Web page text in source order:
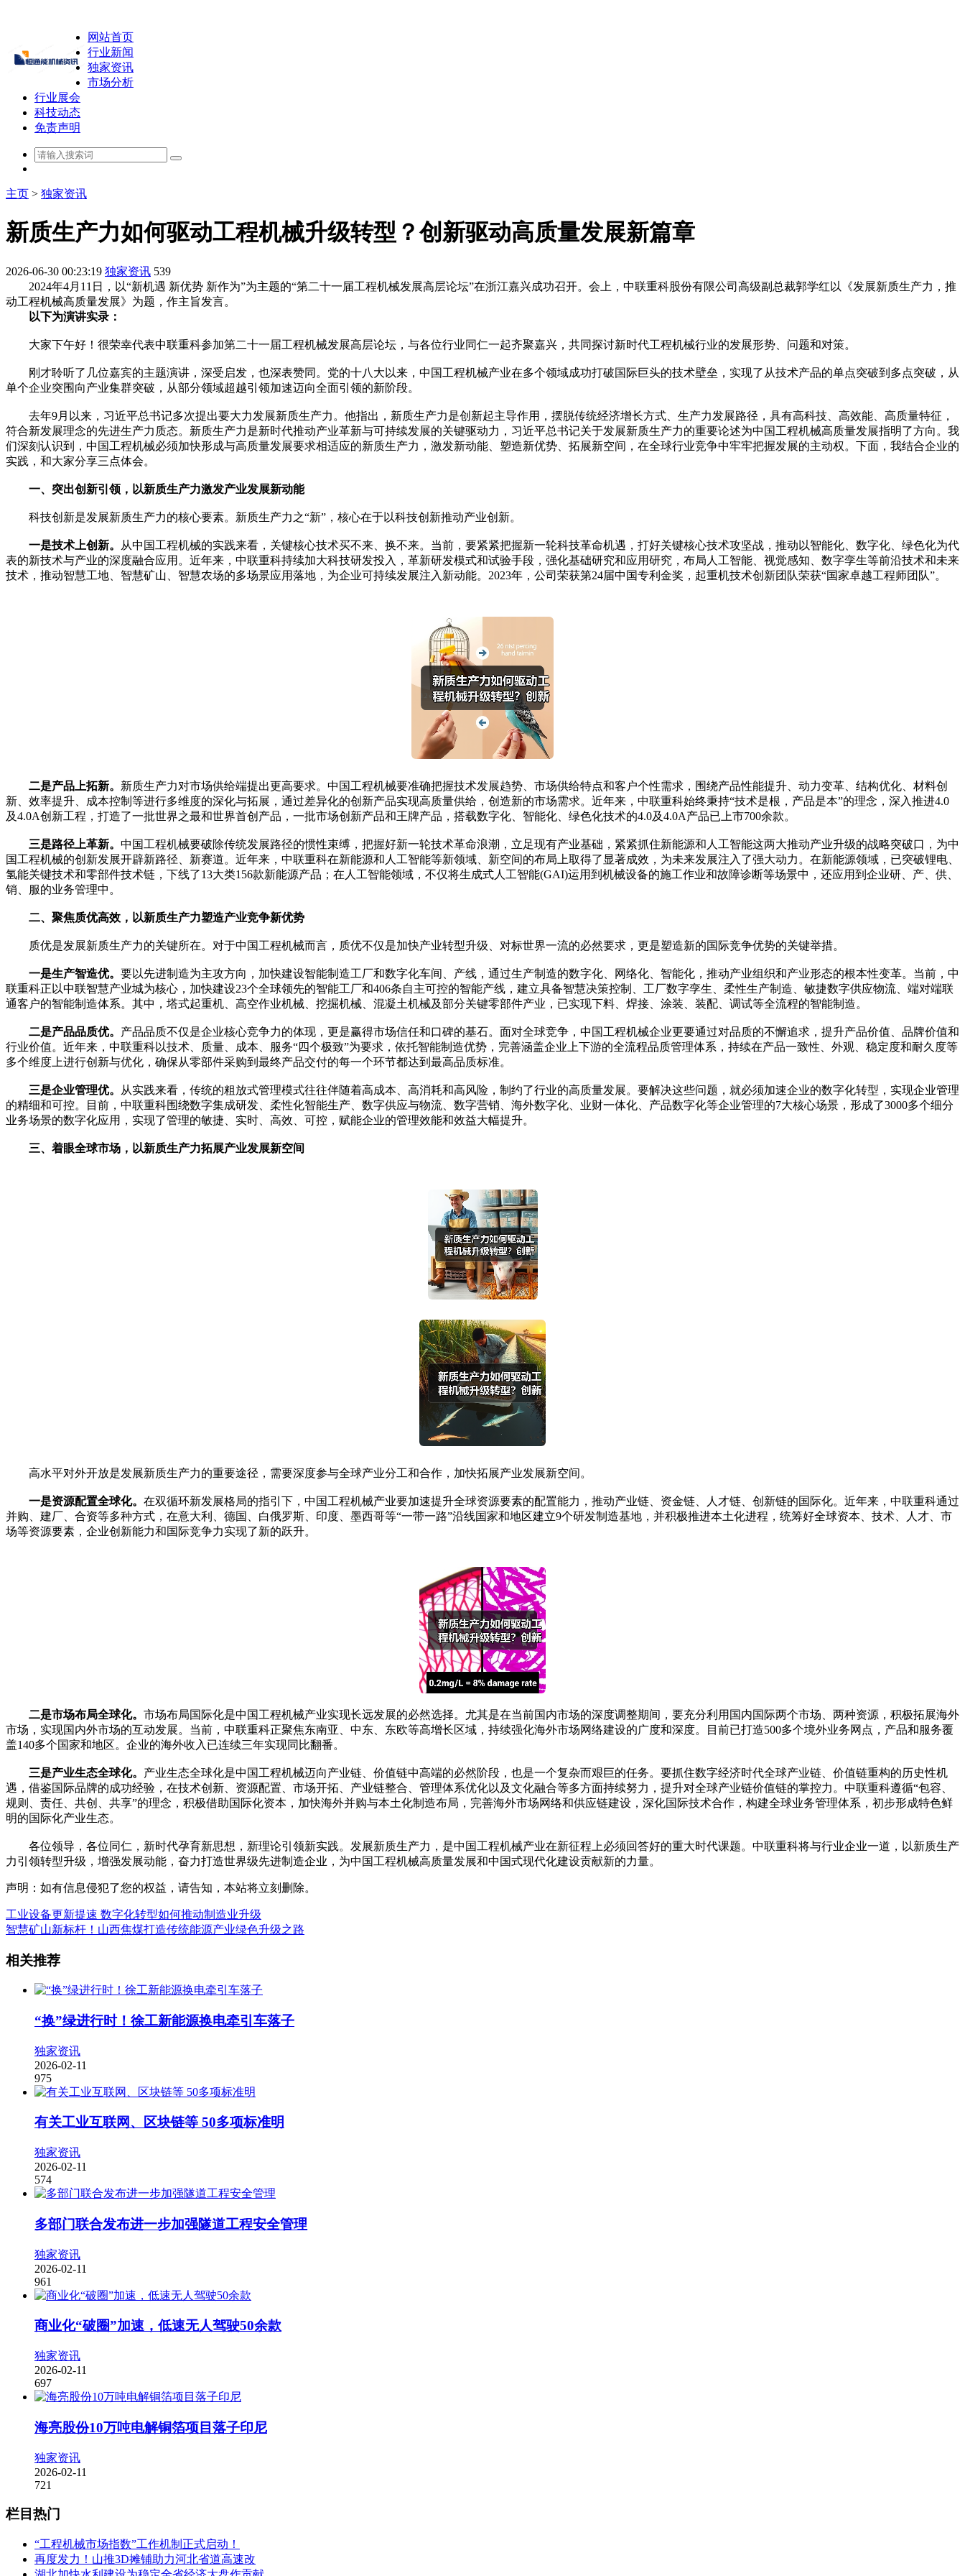
网站首页
行业新闻
独家资讯
市场分析
行业展会
科技动态
免责声明
主页 > 独家资讯
新质生产力如何驱动工程机械升级转型？创新驱动高质量发展新篇章
2026-06-30 00:23:19 独家资讯 539
2024年4月11日，以“新机遇 新优势 新作为”为主题的“第二十一届工程机械发展高层论坛”在浙江嘉兴成功召开。会上，中联重科股份有限公司高级副总裁郭学红以《发展新质生产力，推
动工程机械高质量发展》为题，作主旨发言。
以下为演讲实录：
大家下午好！很荣幸代表中联重科参加第二十一届工程机械发展高层论坛，与各位行业同仁一起齐聚嘉兴，共同探讨新时代工程机械行业的发展形势、问题和对策。
刚才聆听了几位嘉宾的主题演讲，深受启发，也深表赞同。党的十八大以来，中国工程机械产业在多个领域成功打破国际巨头的技术壁垒，实现了从技术产品的单点突破到多点突破，从
单个企业突围向产业集群突破，从部分领域超越引领加速迈向全面引领的新阶段。
去年9月以来，习近平总书记多次提出要大力发展新质生产力。他指出，新质生产力是创新起主导作用，摆脱传统经济增长方式、生产力发展路径，具有高科技、高效能、高质量特征，
符合新发展理念的先进生产力质态。新质生产力是新时代推动产业革新与可持续发展的关键驱动力，习近平总书记关于发展新质生产力的重要论述为中国工程机械高质量发展指明了方向。我
们深刻认识到，中国工程机械必须加快形成与高质量发展要求相适应的新质生产力，激发新动能、塑造新优势、拓展新空间，在全球行业竞争中牢牢把握发展的主动权。下面，我结合企业的
实践，和大家分享三点体会。
一、突出创新引领，以新质生产力激发产业发展新动能
科技创新是发展新质生产力的核心要素。新质生产力之“新”，核心在于以科技创新推动产业创新。
一是技术上创新。
从中国工程机械的实践来看，关键核心技术买不来、换不来。当前，要紧紧把握新一轮科技革命机遇，打好关键核心技术攻坚战，推动以智能化、数字化、绿色化为代
表的新技术与产业的深度融合应用。近年来，中联重科持续加大科技研发投入，革新研发模式和试验手段，强化基础研究和应用研究，布局人工智能、视觉感知、数字孪生等前沿技术和未来
技术，推动智慧工地、智慧矿山、智慧农场的多场景应用落地，为企业可持续发展注入新动能。2023年，公司荣获第24届中国专利金奖，起重机技术创新团队荣获“国家卓越工程师团队”。
二是产品上拓新。 新质生产力对市场供给端提出更高要求。中国工程机械要准确把握技术发展趋势、市场供给特点和客户个性需求，围绕产品性能提升、动力变革、结构优化、材料创
新、效率提升、成本控制等进行多维度的深化与拓展，通过差异化的创新产品实现高质量供给，创造新的市场需求。近年来，中联重科始终秉持“技术是根，产品是本”的理念，深入推进4.0
及4.0A创新工程，打造了一批世界之最和世界首创产品，一批市场创新产品和王牌产品，搭载数字化、智能化、绿色化技术的4.0及4.0A产品已上市700余款。
三是路径上革新。 中国工程机械要破除传统发展路径的惯性束缚，把握好新一轮技术革命浪潮，立足现有产业基础，紧紧抓住新能源和人工智能这两大推动产业升级的战略突破口，为中
国工程机械的创新发展开辟新路径、新赛道。近年来，中联重科在新能源和人工智能等新领域、新空间的布局上取得了显著成效，为未来发展注入了强大动力。在新能源领域，已突破锂电、
氢能关键技术和零部件技术链，下线了13大类156款新能源产品；在人工智能领域，不仅将生成式人工智能(GAI)运用到机械设备的施工作业和故障诊断等场景中，还应用到企业研、产、供、
销、服的业务管理中。
二、聚焦质优高效，以新质生产力塑造产业竞争新优势
质优是发展新质生产力的关键所在。对于中国工程机械而言，质优不仅是加快产业转型升级、对标世界一流的必然要求，更是塑造新的国际竞争优势的关键举措。
一是生产智造优。 要以先进制造为主攻方向，加快建设智能制造工厂和数字化车间、产线，通过生产制造的数字化、网络化、智能化，推动产业组织和产业形态的根本性变革。当前，中
联重科正以中联智慧产业城为核心，加快建设23个全球领先的智能工厂和406条自主可控的智能产线，建立具备智慧决策控制、工厂数字孪生、柔性生产制造、敏捷数字供应物流、端对端联
通客户的智能制造体系。其中，塔式起重机、高空作业机械、挖掘机械、混凝土机械及部分关键零部件产业，已实现下料、焊接、涂装、装配、调试等全流程的智能制造。
二是产品品质优。 产品品质不仅是企业核心竞争力的体现，更是赢得市场信任和口碑的基石。面对全球竞争，中国工程机械企业更要通过对品质的不懈追求，提升产品价值、品牌价值和
行业价值。近年来，中联重科以技术、质量、成本、服务“四个极致”为要求，依托智能制造优势，完善涵盖企业上下游的全流程品质管理体系，持续在产品一致性、外观、稳定度和耐久度等
多个维度上进行创新与优化，确保从零部件采购到最终产品交付的每一个环节都达到最高品质标准。
三是企业管理优。
从实践来看，传统的粗放式管理模式往往伴随着高成本、高消耗和高风险，制约了行业的高质量发展。要解决这些问题，就必须加速企业的数字化转型，实现企业管理
的精细和可控。目前，中联重科围绕数字集成研发、柔性化智能生产、数字供应与物流、数字营销、海外数字化、业财一体化、产品数字化等企业管理的7大核心场景，形成了3000多个细分
业务场景的数字化应用，实现了管理的敏捷、实时、高效、可控，赋能企业的管理效能和效益大幅提升。
三、着眼全球市场，以新质生产力拓展产业发展新空间
高水平对外开放是发展新质生产力的重要途径，需要深度参与全球产业分工和合作，加快拓展产业发展新空间。
一是资源配置全球化。 在双循环新发展格局的指引下，中国工程机械产业要加速提升全球资源要素的配置能力，推动产业链、资金链、人才链、创新链的国际化。近年来，中联重科通过
并购、建厂、合资等多种方式，在意大利、德国、白俄罗斯、印度、墨西哥等“一带一路”沿线国家和地区建立9个研发制造基地，并积极推进本土化进程，统筹好全球资本、技术、人才、市
场等资源要素，企业创新能力和国际竞争力实现了新的跃升。
二是市场布局全球化。 市场布局国际化是中国工程机械产业实现长远发展的必然选择。尤其是在当前国内市场的深度调整期间，要充分利用国内国际两个市场、两种资源，积极拓展海外
市场，实现国内外市场的互动发展。当前，中联重科正聚焦东南亚、中东、东欧等高增长区域，持续强化海外市场网络建设的广度和深度。目前已打造500多个境外业务网点，产品和服务覆
盖140多个国家和地区。企业的海外收入已连续三年实现同比翻番。
三是产业生态全球化。 产业生态全球化是中国工程机械迈向产业链、价值链中高端的必然阶段，也是一个复杂而艰巨的任务。要抓住数字经济时代全球产业链、价值链重构的历史性机
遇，借鉴国际品牌的成功经验，在技术创新、资源配置、市场开拓、产业链整合、管理体系优化以及文化融合等多方面持续努力，提升对全球产业链价值链的掌控力。中联重科遵循“包容、
规则、责任、共创、共享”的理念，积极借助国际化资本，加快海外并购与本土化制造布局，完善海外市场网络和供应链建设，深化国际技术合作，构建全球业务管理体系，初步形成特色鲜
明的国际化产业生态。
各位领导，各位同仁，新时代孕育新思想，新理论引领新实践。发展新质生产力，是中国工程机械产业在新征程上必须回答好的重大时代课题。中联重科将与行业企业一道，以新质生产
力引领转型升级，增强发展动能，奋力打造世界级先进制造企业，为中国工程机械高质量发展和中国式现代化建设贡献新的力量。
声明：如有信息侵犯了您的权益，请告知，本站将立刻删除。
工业设备更新提速 数字化转型如何推动制造业升级
智慧矿山新标杆！山西焦煤打造传统能源产业绿色升级之路
相关推荐
“换”绿进行时！徐工新能源换电牵引车落子
独家资讯
2026-02-11
975
有关工业互联网、区块链等 50多项标准明
独家资讯
2026-02-11
574
多部门联合发布进一步加强隧道工程安全管理
独家资讯
2026-02-11
961
商业化“破圈”加速，低速无人驾驶50余款
独家资讯
2026-02-11
697
海亮股份10万吨电解铜箔项目落子印尼
独家资讯
2026-02-11
721
栏目热门
“工程机械市场指数”工作机制正式启动！
再度发力！山推3D摊铺助力河北省道高速改